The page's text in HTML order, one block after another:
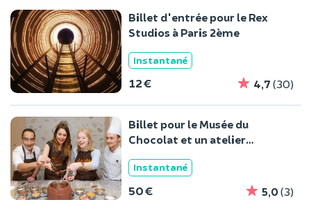
Billet d'entrée pour le Rex
Studios à Paris 2ème
Instantané
12 € 4,7 (30)
Billet pour le Musée du
Chocolat et un atelier
Instantané
50 € 5,0(3)